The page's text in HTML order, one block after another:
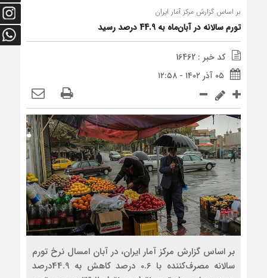
بر اساس گزارش مرکز آمار ایران
تورم سالانه در آبان‌ماه به 44.9 درصد رسید
کد خبر : 16462
۰۵ آذر ۱۴۰۲ - ۱۲:۵۸
بر اساس گزارش مرکز آمار ایران، در آبان امسال نرخ تورم
سالانه مصرف‌کننده با 0.6 درصد کاهش به 44.9درصد